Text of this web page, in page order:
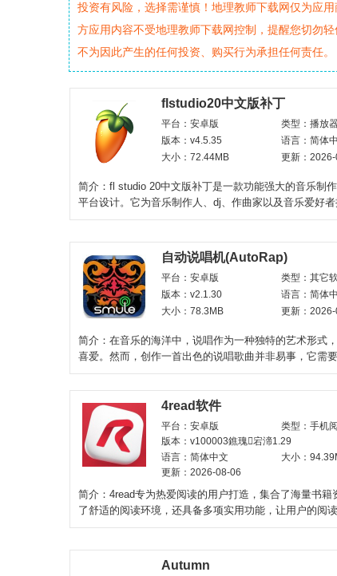
投资有风险，选择需谨慎！地理教师下载网仅为应
方应用内容不受地理教师下载网控制，提醒您切勿
不为因此产生的任何投资、购买行为承担任何责任。
flstudio20中文版补丁
平台：安卓版
类型：播放
版本：v4.5.35
语言：简体
大小：72.44MB
更新：
简介：fl studio 20中文版补丁是一款功能强大的音乐制
平台设计。它为音乐制作人、dj、作曲家以及音乐爱好
而直观的
自动说唱机(AutoRap)
平台：安卓版
类型：其它
版本：v2.1.30
语言：简体
大小：78.3MB
更新：
简介：在音乐的海洋中，说唱作为一种独特的艺术形式
喜爱。然而，创作一首出色的说唱歌曲并非易事，它需
对节奏的敏锐感知。为
4read软件
平台：安卓版
类型：手机
版本：v100003鐎瑰宕渧1.29
语言：简体中文
大小：
更新：2026-08-06
简介：4read专为热爱阅读的用户打造，集合了海量书籍
了舒适的阅读环境，还具备多项实用功能，让用户的阅
多彩。软件界面简洁
Autumn